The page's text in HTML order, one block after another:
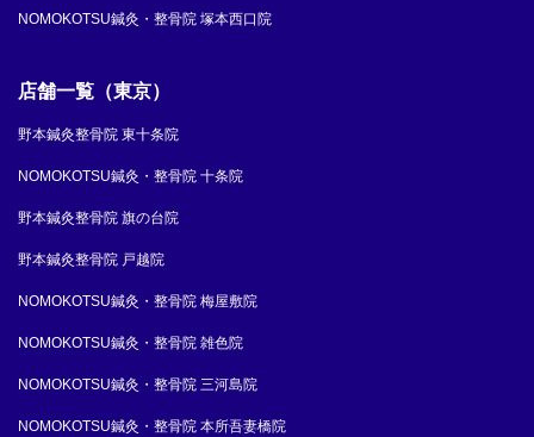
NOMOKOTSU鍼灸・整骨院 塚本西口院
店舗一覧（東京）
野本鍼灸整骨院 東十条院
NOMOKOTSU鍼灸・整骨院 十条院
野本鍼灸整骨院 旗の台院
野本鍼灸整骨院 戸越院
NOMOKOTSU鍼灸・整骨院 梅屋敷院
NOMOKOTSU鍼灸・整骨院 雑色院
NOMOKOTSU鍼灸・整骨院 三河島院
NOMOKOTSU鍼灸・整骨院 本所吾妻橋院